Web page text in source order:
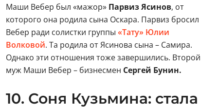
Маши Вебер был «мажор» Парвиз Ясинов, от
которого она родила сына Оскара. Парвиз бросил
Вебер ради солистки группы «Тату» Юлии
Волковой. Та родила от Ясинова сына – Самира.
Однако эти отношения тоже завершились. Второй
муж Маши Вебер – бизнесмен Сергей Бунин.
10. Соня Кузьмина: стала